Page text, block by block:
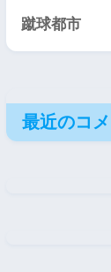
蹴球都市
最近のコ